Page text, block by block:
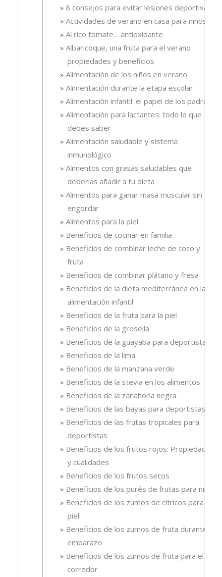
8 consejos para evitar lesiones deportivas
Actividades de verano en casa para niños
Al rico tomate… antioxidante
Albaricoque, una fruta para el verano
propiedades y beneficios
Alimentación de los niños en verano
Alimentación durante la etapa escolar
Alimentación infantil: el papel de los padres
Alimentación para lactantes: todo lo que
debes saber
Alimentación saludable y sistema
inmunológico
Alimentos con grasas saludables que
deberías añadir a tu dieta
Alimentos para ganar masa muscular sin
engordar
Alimentos para la piel
Beneficios de cocinar en familia
Beneficios de combinar leche de coco y
fruta
Beneficios de combinar plátano y fresa
Beneficios de la dieta mediterránea en la
alimentación infantil
Beneficios de la fruta para la piel
Beneficios de la grosella
Beneficios de la guayaba para deportistas
Beneficios de la lima
Beneficios de la manzana verde
Beneficios de la stevia en los alimentos
Beneficios de la zanahoria negra
Beneficios de las bayas para deportistas
Beneficios de las frutas tropicales para
deportistas
Beneficios de los frutos rojos: Propiedades
y cualidades
Beneficios de los frutos secos
Beneficios de los purés de frutas para niños
Beneficios de los zumos de cítricos para la
piel
Beneficios de los zumos de fruta durante el
embarazo
Beneficios de los zumos de fruta para el
corredor